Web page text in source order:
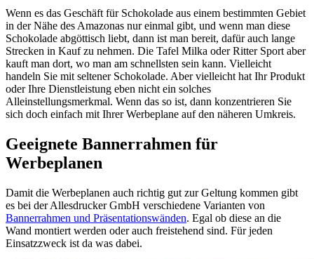
Wenn es das Geschäft für Schokolade aus einem bestimmten Gebiet
in der Nähe des Amazonas nur einmal gibt, und wenn man diese
Schokolade abgöttisch liebt, dann ist man bereit, dafür auch lange
Strecken in Kauf zu nehmen. Die Tafel Milka oder Ritter Sport aber
kauft man dort, wo man am schnellsten sein kann. Vielleicht
handeln Sie mit seltener Schokolade. Aber vielleicht hat Ihr Produkt
oder Ihre Dienstleistung eben nicht ein solches
Alleinstellungsmerkmal. Wenn das so ist, dann konzentrieren Sie
sich doch einfach mit Ihrer Werbeplane auf den näheren Umkreis.
Geeignete Bannerrahmen für
Werbeplanen
Damit die Werbeplanen auch richtig gut zur Geltung kommen gibt
es bei der Allesdrucker GmbH verschiedene Varianten von
Bannerrahmen und Präsentationswänden. Egal ob diese an die
Wand montiert werden oder auch freistehend sind. Für jeden
Einsatzzweck ist da was dabei.